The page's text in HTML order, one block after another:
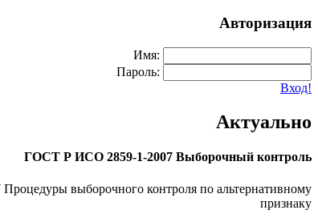
Авторизация
Имя:
Пароль:
Вход!
Актуально
ГОСТ Р ИСО 2859-1-2007 Выборочный контроль
выборочного контроля по альтернативному
признаку